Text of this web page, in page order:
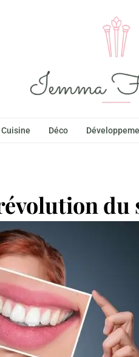
Cuisine Déco
du